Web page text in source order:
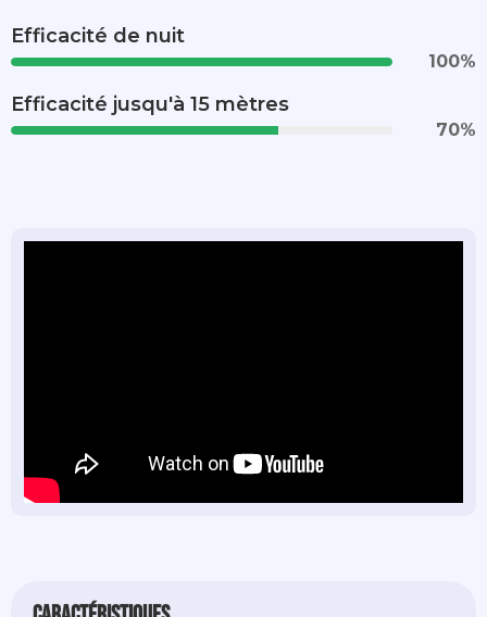
Efficacité de nuit
100%
Efficacité jusqu'à 15 mètres
70%